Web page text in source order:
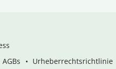
AGBs Urheberrechtsrichtlinie